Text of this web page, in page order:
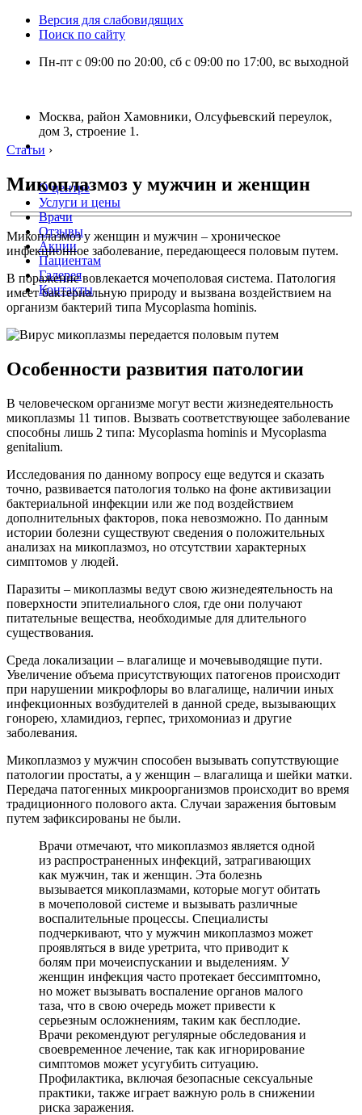
Версия для слабовидящих
Поиск по сайту
Пн-пт с 09:00 по 20:00, сб с 09:00 по 17:00, вс выходной
Москва, район Хамовники, Олсуфьевский переулок,
дом 3, строение 1.
О центре
Услуги и цены
Врачи
Отзывы
Акции
Пациентам
Галерея
Контакты
Статьи ›
Микоплазмоз у мужчин и женщин
Микоплазмоз у женщин и мужчин – хроническое
инфекционное заболевание, передающееся половым путем.
В поражение вовлекается мочеполовая система. Патология
имеет бактериальную природу и вызвана воздействием на
организм бактерий типа Mycoplasma hominis.
Особенности развития патологии
В человеческом организме могут вести жизнедеятельность
микоплазмы 11 типов. Вызвать соответствующее заболевание
способны лишь 2 типа: Mycoplasma hominis и Mycoplasma
genitalium.
Исследования по данному вопросу еще ведутся и сказать
точно, развивается патология только на фоне активизации
бактериальной инфекции или же под воздействием
дополнительных факторов, пока невозможно. По данным
истории болезни существуют сведения о положительных
анализах на микоплазмоз, но отсутствии характерных
симптомов у людей.
Паразиты – микоплазмы ведут свою жизнедеятельность на
поверхности эпителиального слоя, где они получают
питательные вещества, необходимые для длительного
существования.
Среда локализации – влагалище и мочевыводящие пути.
Увеличение объема присутствующих патогенов происходит
при нарушении микрофлоры во влагалище, наличии иных
инфекционных возбудителей в данной среде, вызывающих
гонорею, хламидиоз, герпес, трихомониаз и другие
заболевания.
Микоплазмоз у мужчин способен вызывать сопутствующие
патологии простаты, а у женщин – влагалища и шейки матки.
Передача патогенных микроорганизмов происходит во время
традиционного полового акта. Случаи заражения бытовым
путем зафиксированы не были.
Врачи отмечают, что микоплазмоз является одной
из распространенных инфекций, затрагивающих
как мужчин, так и женщин. Эта болезнь
вызывается микоплазмами, которые могут обитать
в мочеполовой системе и вызывать различные
воспалительные процессы. Специалисты
подчеркивают, что у мужчин микоплазмоз может
проявляться в виде уретрита, что приводит к
болям при мочеиспускании и выделениям. У
женщин инфекция часто протекает бессимптомно,
но может вызывать воспаление органов малого
таза, что в свою очередь может привести к
серьезным осложнениям, таким как бесплодие.
Врачи рекомендуют регулярные обследования и
своевременное лечение, так как игнорирование
симптомов может усугубить ситуацию.
Профилактика, включая безопасные сексуальные
практики, также играет важную роль в снижении
риска заражения.